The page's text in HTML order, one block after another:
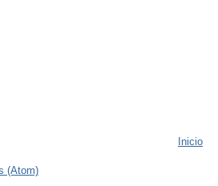
Inicio
(Atom)